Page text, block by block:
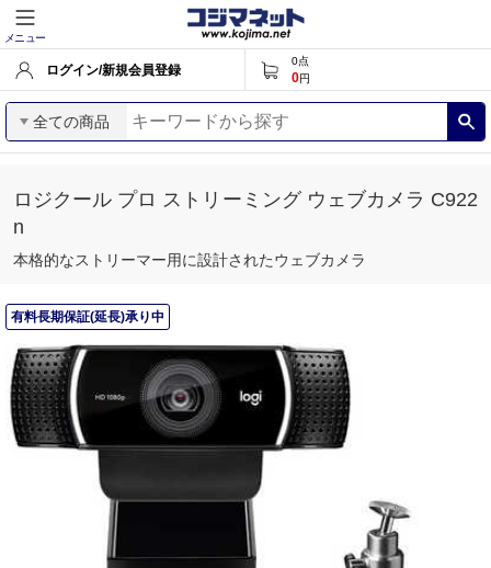
メニュー
ログイン/新規会員登録
0点
0円
全ての商品
ロジクール プロ ストリーミング ウェブカメラ C922
n
本格的なストリーマー用に設計されたウェブカメラ
有料長期保証(延長)承り中